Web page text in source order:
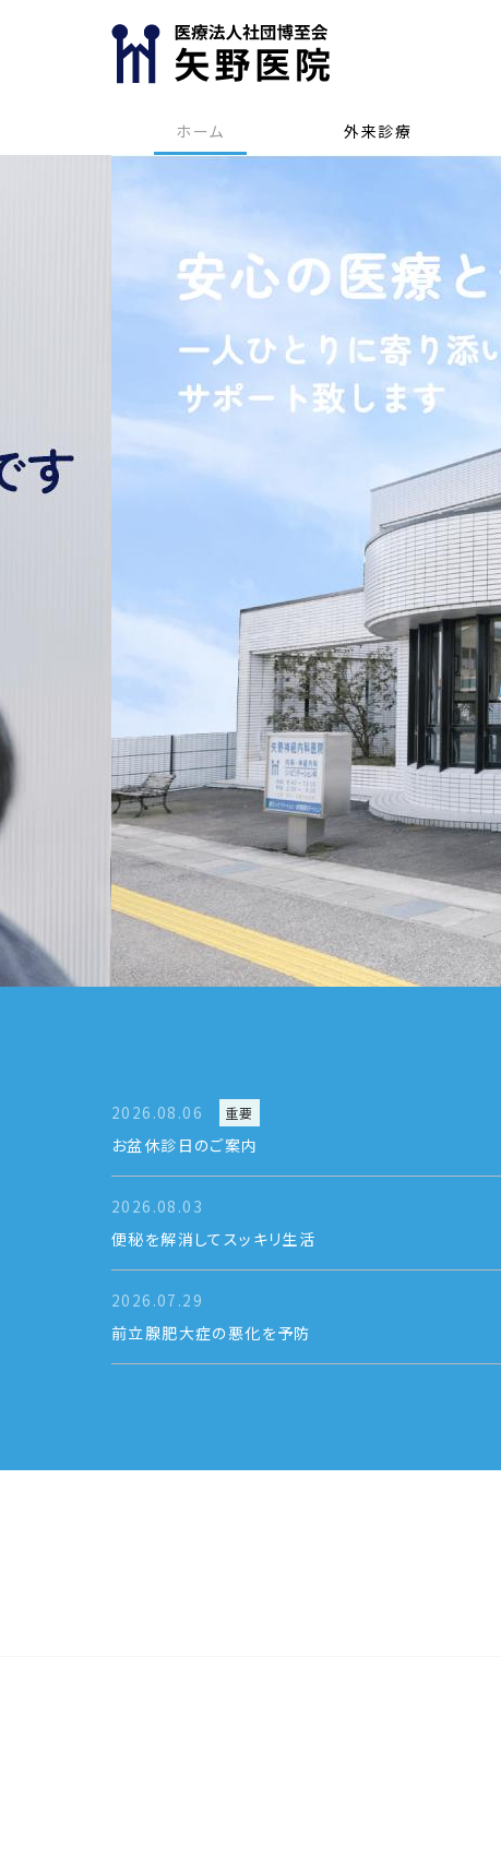
ホーム 外来診療
2026.08.06 重要
お盆休診日のご案内
2026.08.03
便秘を解消してスッキリ生活
2026.07.29
前立腺肥大症の悪化を予防